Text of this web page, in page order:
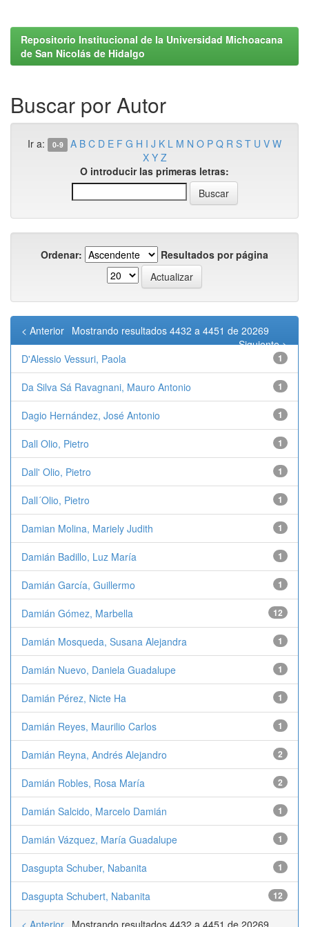
Repositorio Institucional de la Universidad Michoacana
de San Nicolás de Hidalgo
Buscar por Autor
Ir a: 0-9 A B C D E F G H I J K L M N O P Q R S T U V W
X Y Z
O introducir las primeras letras:
Ordenar: Resultados por página
Mostrando resultados 4432 a 4451 de 20269
< Anterior
Siguiente >
D'Alessio Vessuri, Paola
1
Da Silva Sá Ravagnani, Mauro Antonio 1
Dagio Hernández, José Antonio 1
Dall Olio, Pietro 1
Dall' Olio, Pietro 1
Dall´Olio, Pietro 1
Damian Molina, Mariely Judith 1
Damián Badillo, Luz María 1
Damián García, Guillermo 1
Damián Gómez, Marbella 12
Damián Mosqueda, Susana Alejandra 1
Damián Nuevo, Daniela Guadalupe 1
Damián Pérez, Nicte Ha 1
Damián Reyes, Maurilio Carlos 1
Damián Reyna, Andrés Alejandro 2
Damián Robles, Rosa María 2
Damián Salcido, Marcelo Damián 1
Damián Vázquez, María Guadalupe 1
Dasgupta Schuber, Nabanita 1
Dasgupta Schubert, Nabanita 12
Mostrando resultados 4432 a 4451 de 20269
< Anterior